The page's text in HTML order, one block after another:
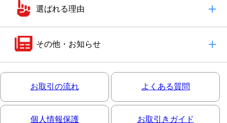
選ばれる理由
その他・お知らせ
お取引の流れ よくある質問
個人情報保護 お取引きガイド